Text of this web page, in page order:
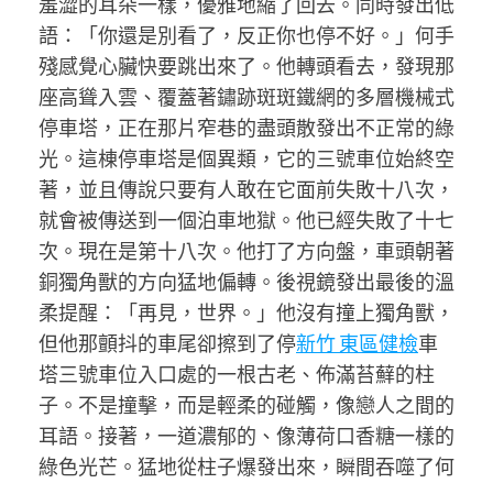
語：「你還是別看了，反正你也停不好。」何手
殘感覺心臟快要跳出來了。他轉頭看去，發現那
座高聳入雲、覆蓋著鏽跡斑斑鐵網的多層機械式
停車塔，正在那片窄巷的盡頭散發出不正常的綠
光。這棟停車塔是個異類，它的三號車位始終空
著，並且傳說只要有人敢在它面前失敗十八次，
就會被傳送到一個泊車地獄。他已經失敗了十七
次。現在是第十八次。他打了方向盤，車頭朝著
銅獨角獸的方向猛地偏轉。後視鏡發出最後的溫
柔提醒：「再見，世界。」他沒有撞上獨角獸，
但他那顫抖的車尾卻擦到了停新竹 東區健檢車
塔三號車位入口處的一根古老、佈滿苔蘚的柱
子。不是撞擊，而是輕柔的碰觸，像戀人之間的
耳語。接著，一道濃郁的、像薄荷口香糖一樣的
綠色光芒。猛地從柱子爆發出來，瞬間吞噬了何